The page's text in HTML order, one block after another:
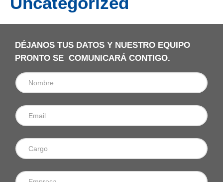
DÉJANOS TUS DATOS Y NUESTRO EQUIPO
PRONTO SE COMUNICARÁ CONTIGO.